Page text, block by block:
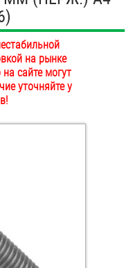
на рынке
сайте могут
уточняйте у